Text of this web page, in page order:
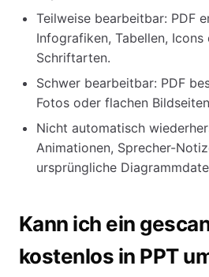
Teilweise bearbeitbar: PDF
Infografiken, Tabellen,
Schriftarten.
Schwer bearbeitbar: PDF
Fotos oder flachen
Nicht automatisch
Animationen, Sprecher-
ursprüngliche
Kann ich ein
kostenlos in PPT